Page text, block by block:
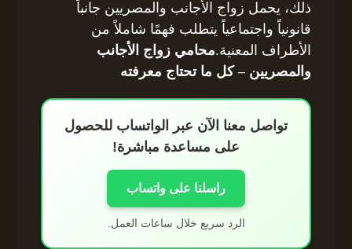
ذلك، يحمل زواج الأجانب والمصريين جانباً
قانونياً واجتماعياً يتطلب فهمًا شاملاً من
الأطراف المعنية.محامي زواج الأجانب
والمصريين – كل ما تحتاج معرفته
تواصل معنا الآن عبر الواتساب للحصول
على مساعدة مباشرة!
راسلنا على واتساب
الرد سريع خلال ساعات العمل.